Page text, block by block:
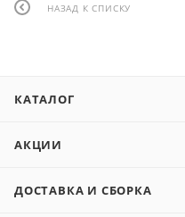
НАЗАД К СПИСКУ
КАТАЛОГ
АКЦИИ
ДОСТАВКА И СБОРКА